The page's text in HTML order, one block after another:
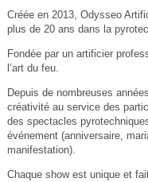
Créée en 2013, Odysseo
plus de 20 ans dans la
Fondée par un artificier
l’art du feu.
Depuis de nombreuses
créativité au service des
des spectacles
événement (anniversaire,
manifestation).
Chaque show est unique et